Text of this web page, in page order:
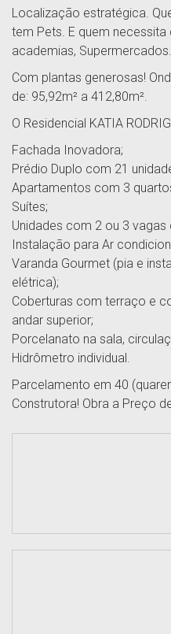
Localização estratégica.
tem Pets. E quem necessita
academias, Supermercados.
Com plantas generosas!
de: 95,92m² a 412,80m².
O Residencial KATIA
Fachada Inovadora;
Prédio Duplo com 21
Apartamentos com 3
Suítes;
Unidades com 2 ou 3 vagas
Instalação para Ar
Varanda Gourmet (pia e
elétrica);
Coberturas com terraço e
andar superior;
Porcelanato na sala,
Hidrômetro individual.
Parcelamento em 40
Construtora! Obra a Preço